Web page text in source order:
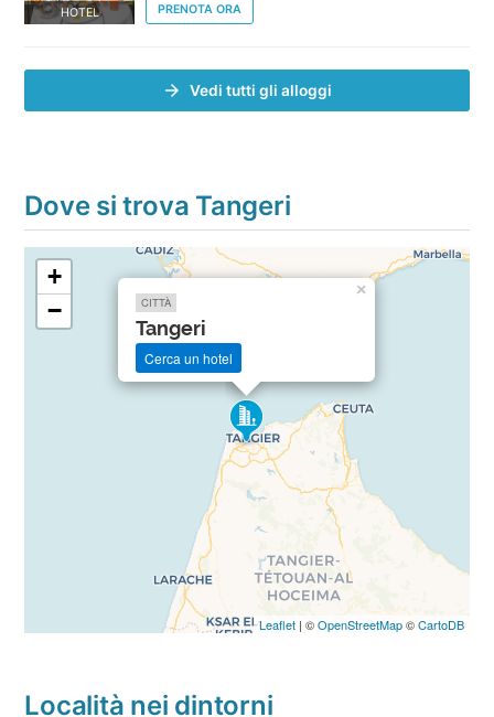
HOTEL PRENOTA ORA
Vedi tutti gli alloggi
Dove si trova Tangeri
CITTÀ
Tangeri
Cerca un hotel
×
+
−
Leaflet| ©OpenStreetMap©CartoDB
Località nei dintorni